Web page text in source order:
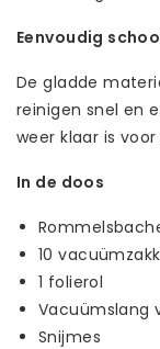
Eenvoudig
De gladde
reinigen snel en
weer klaar is voor
In de doos
10
1 folierol
Vacuümslang
Snijmes